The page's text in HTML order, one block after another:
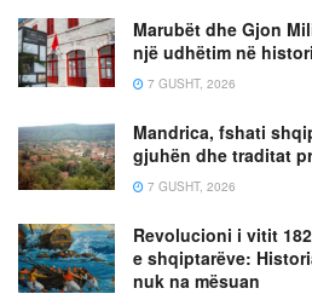
Marubët dhe Gjon
një udhëtim në
7 GUSHT, 2026
Mandrica, fshati
gjuhën dhe traditat
7 GUSHT, 2026
Revolucioni i vitit
e shqiptarëve:
nuk na mësuan